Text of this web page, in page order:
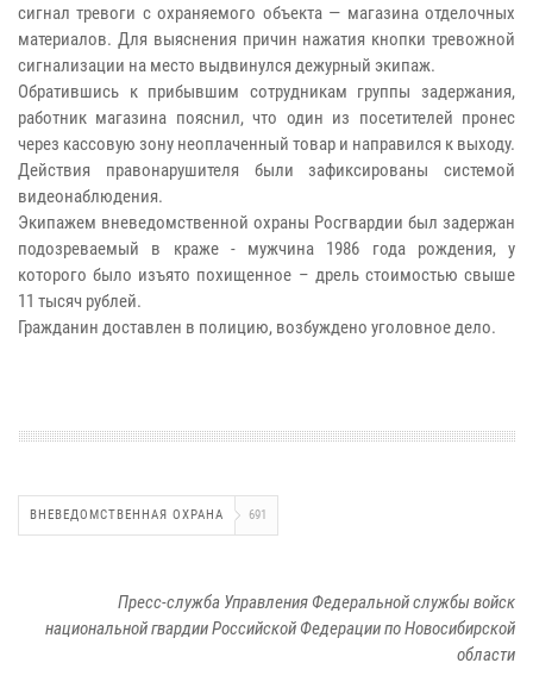
сигнал тревоги с охраняемого объекта — магазина отделочных
материалов. Для выяснения причин нажатия кнопки тревожной
сигнализации на место выдвинулся дежурный экипаж.
Обратившись к прибывшим сотрудникам группы задержания,
работник магазина пояснил, что один из посетителей пронес
через кассовую зону неоплаченный товар и направился к выходу.
Действия правонарушителя были зафиксированы системой
видеонаблюдения.
Экипажем вневедомственной охраны Росгвардии был задержан
подозреваемый в краже - мужчина 1986 года рождения, у
которого было изъято похищенное – дрель стоимостью свыше
11 тысяч рублей.
Гражданин доставлен в полицию, возбуждено уголовное дело.
ВНЕВЕДОМСТВЕННАЯ ОХРАНА 691
Пресс-служба Управления Федеральной службы войск
национальной гвардии Российской Федерации по Новосибирской
области